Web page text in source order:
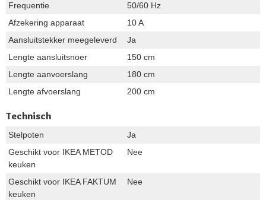
Frequentie
50/60 Hz
Afzekering apparaat
10 A
Aansluitstekker meegeleverd
Ja
Lengte aansluitsnoer
150 cm
Lengte aanvoerslang
180 cm
Lengte afvoerslang
200 cm
Technisch
Stelpoten
Ja
Geschikt voor IKEA METOD
keuken
Nee
Geschikt voor IKEA FAKTUM
keuken
Nee